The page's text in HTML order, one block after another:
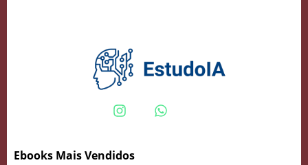
Ebooks Mais Vendidos